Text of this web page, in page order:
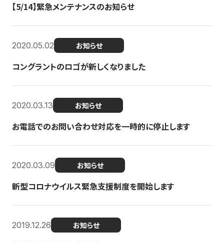
【5/14】緊急メンテナンスのお知らせ
2020.05.02 お知らせ
コングラントのロゴが新しくなりました
2020.03.13 お知らせ
お電話でのお問い合わせ対応を一時的に停止します
2020.03.09 お知らせ
新型コロナウイルス緊急支援制度を開始します
2019.12.26 お知らせ